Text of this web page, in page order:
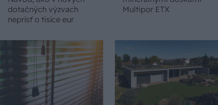
dotačných výzvach
neprísť o tisíce eur
Multipor ETX